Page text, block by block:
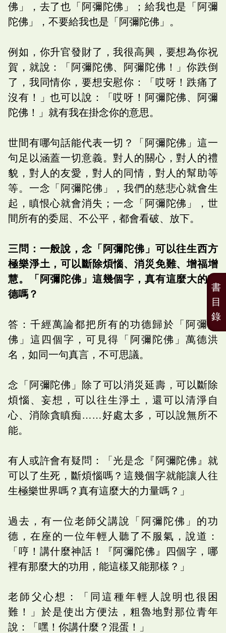
佛」，去了也「阿彌陀佛」；給我也是「阿彌
陀佛」，不要給我也是「阿彌陀佛」。
例如，你升官發財了，我很高興，要想為你祝
賀，就說：「阿彌陀佛、阿彌陀佛！」你跌倒
了，我同情你，要想安慰你：「哎呀！跌痛了
沒有！」也可以說：「哎呀！阿彌陀佛、阿彌
陀佛！」就有我在掛念你的意思。
世間有哪句話能代表一切？「阿彌陀佛」這一
句足以涵蓋一切意義。對人的關心，對人的禮
貌，對人的友愛，對人的同情，對人的幫助等
等。一念「阿彌陀佛」，我們的慈悲心就會生
起，瞋恨心就會消失；一念「阿彌陀佛」，世
間所有的委屈、不公平，都會看破、放下。
三問：一般說，念「阿彌陀佛」可以往生西方
極樂淨土，可以斷除煩惱、消災免難、增福增
慧。「阿彌陀佛」這幾個字，真有這麼大的功
德嗎？
答：千經萬論都把所有的功德歸於「阿彌陀
佛」這四個字，可見得「阿彌陀佛」萬德洪
名，如同一句真言，不可思議。
念「阿彌陀佛」除了可以消災延壽，可以斷除
煩惱、妄想，可以往生淨土，還可以清淨自
心、消除貪瞋痴……好處太多，可以說無所不
能。
有人或許會有疑問：「光是念『阿彌陀佛』就
可以了生死，斷煩惱嗎？這幾個字就能讓人往
生極樂世界嗎？真有這麼大的力量嗎？」
過去，有一位老師父講說「阿彌陀佛」的功
德，在座的一位年輕人聽了不服氣，說道：
「哼！講什麼神話！『阿彌陀佛』四個字，哪
裡有那麼大的功用，能這樣又能那樣？」
老師父心想：「同這種年輕人說明也很困
難！」於是使出方便法，粗魯地對那位青年
說：「嘿！你講什麼？混蛋！」
書
目
錄